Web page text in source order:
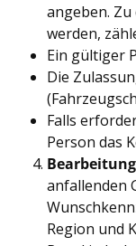
angeben.
werden,
Ein gültiger
Die
Falls
Person das
anfallenden
Region und